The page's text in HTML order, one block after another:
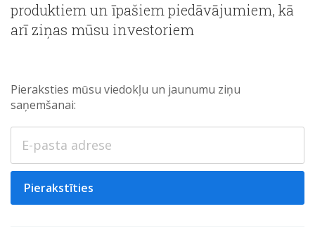
produktiem un īpašiem piedāvājumiem, kā
arī ziņas mūsu investoriem
Pieraksties mūsu viedokļu un jaunumu ziņu
saņemšanai:
Pierakstīties